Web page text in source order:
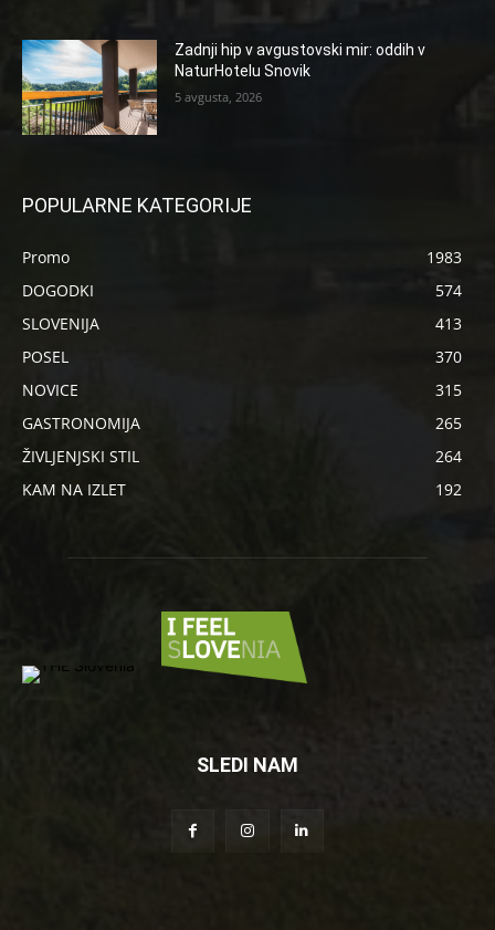
Zadnji hip v avgustovski mir: oddih v
NaturHotelu Snovik
5 avgusta, 2026
POPULARNE KATEGORIJE
Promo
1983
DOGODKI
574
SLOVENIJA
413
POSEL
370
NOVICE
315
GASTRONOMIJA
265
ŽIVLJENJSKI STIL
264
KAM NA IZLET
192
SLEDI NAM